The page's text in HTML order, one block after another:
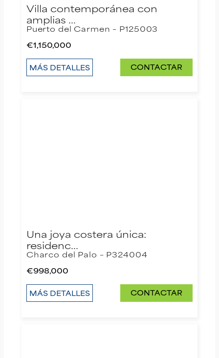
Villa contemporánea con
amplias …
Puerto del Carmen – P125003
€1,150,000
MÁS DETALLES CONTACTAR
Una joya costera única:
residenc…
Charco del Palo – P324004
€998,000
MÁS DETALLES CONTACTAR